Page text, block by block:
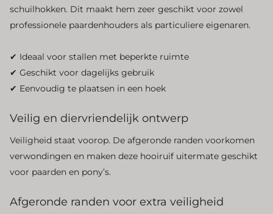
schuilhokken. Dit maakt hem zeer geschikt voor zowel
professionele paardenhouders als particuliere eigenaren.
✔ Ideaal voor stallen met beperkte ruimte
✔ Geschikt voor dagelijks gebruik
✔ Eenvoudig te plaatsen in een hoek
Veilig en diervriendelijk ontwerp
Veiligheid staat voorop. De afgeronde randen voorkomen
verwondingen en maken deze hooiruif uitermate geschikt
voor paarden en pony’s.
Afgeronde randen voor extra veiligheid